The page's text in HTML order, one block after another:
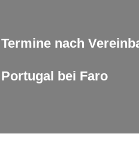
Termine nach
Portugal bei Faro